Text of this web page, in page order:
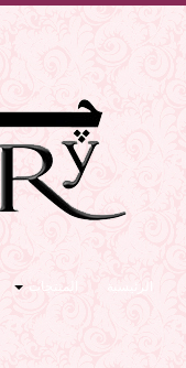
الرئيسية المنتجات